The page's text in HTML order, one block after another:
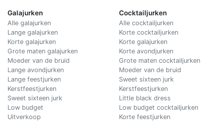
Galajurken
Alle galajurken
Lange galajurken
Korte galajurken
Grote maten galajurken
Moeder van de bruid
Lange avondjurken
Lange feestjurken
Kerstfeestjurken
Sweet sixteen jurk
Low budget
Uitverkoop
Cocktailjurken
Alle cocktailjurken
Korte cocktailjurken
Korte galajurken
Korte avondjurken
Grote maten cocktailjurken
Moeder van de bruid
Sweet sixteen jurk
Kerstfeestjurken
Little black dress
Low budget cocktailjurken
Korte feestjurken